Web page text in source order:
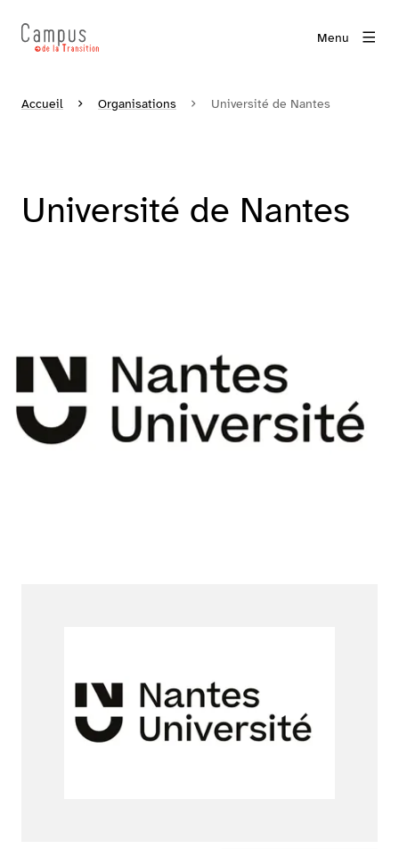
Menu
Accueil Organisations Université de Nantes
Université de Nantes